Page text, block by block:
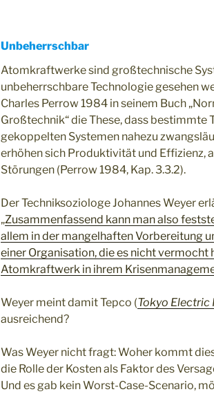
Unbeherrschbar
Atomkraftwerke sind großtechnische
unbeherrschbare Technologie gesehen
Charles Perrow 1984 in seinem Buch
Großtechnik“ die These, dass
gekoppelten Systemen nahezu
erhöhen sich Produktivität und Effizienz,
Störungen (Perrow 1984, Kap. 3.3.2).
Der Techniksoziologe Johannes Weyer
„Zusammenfassend kann man also
allem in der mangelhaften Vorbereitung
einer Organisation, die es nicht
Atomkraftwerk in ihrem
Weyer meint damit Tepco (Tokyo Electric
ausreichend?
Was Weyer nicht fragt: Woher kommt
die Rolle der Kosten als Faktor des
Und es gab kein Worst-Case-Scenario,